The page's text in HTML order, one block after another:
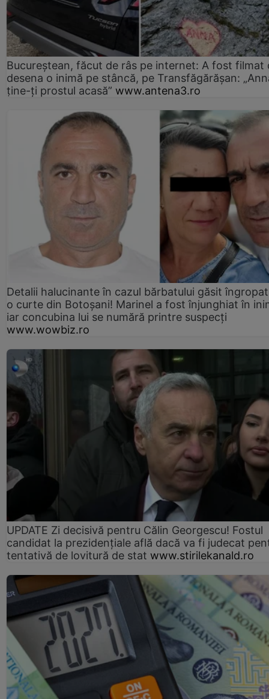
Bucureștean, făcut de râs pe internet: A fost filmat
desena o inimă pe stâncă, pe Transfăgărășan:
ține-ți prostul acasă” www.antena3.ro
Detalii halucinante în cazul bărbatului găsit
o curte din Botoșani! Marinel a fost înjunghiat în
iar concubina lui se numără printre suspecți
www.wowbiz.ro
UPDATE Zi decisivă pentru Călin Georgescu! Fostul
candidat la prezidențiale află dacă va fi judecat
tentativă de lovitură de stat www.stirilekanald.ro